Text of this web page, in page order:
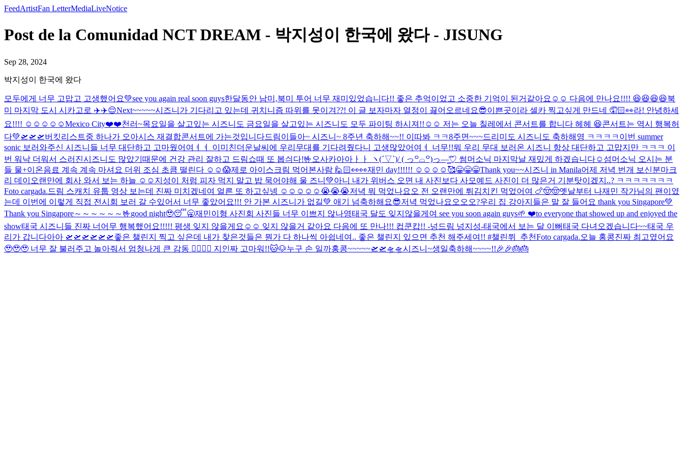
FeedArtistFan LetterMediaLiveNotice
Post de la Comunidad NCT DREAM - 박지성이 한국에 왔다 - JISUNG
Sep 28, 2024
박지성이 한국에 왔다
모두에게 너무 고맙고 고생했어요💚see you again real soon guys한달동안 남미,북미 투어 너무 재미있었습니다!! 좋은 추억이었고 소중한 기억이 된거같아요☺️☺️ 다음에 만나요!!!! 😆😆😆😆북
미 마지막 도시 시카고로 ✈️✈️😌Next~~~~~시즈니가 기다리고 있는데 귀치니즘 따위를 못이겨??! 이 글 보자마자 열정이 끓어오르네요😎이쁜곳이라 셀카 찍고싶게 만드네 🤦🏻👀라! 안녕하세
요!!!! ☺️☺️☺️☺️☺️Mexico City❤️❤️천러~목요일을 살고있는 시즈니도 금요일을 살고있는 시즈니도 모두 파이팅 하시져!!☺️☺️ 저는 오늘 칠레에서 콘서트를 합니다 헤헤 😆콘서트는 역시 행복허
다💚 🛫🛫🛫버킷리스트중 하나가 오아시스 재결합콘서트에 가는것입니다드림이들아~ 시즈니~ 8주년 축하해~~!! 이따봐 ㅋㅋ8주면~~~드리미도 시즈니도 축하해영 ㅋㅋㅋㅋ 이번 summer
sonic 보러와주신 시즈니들 너무 대단하고 고마웠어여ㅕㅕ 이미친더운날씨에 우리무대를 기다려줬다니 고생많았어여ㅕ 너무!!뭐 우리 무대 보러온 시즈니 항상 대단하고 고맙지만 ㅋㅋㅋ 이
번 워낙 더워서 스러진시즈니도 많았기때문에 건강 관리 잘하고 드림쇼때 또 봅싀다!🤟 오사카아아ㅏㅏ ヽ(´▽`)/ ( っ꒪⌓꒪)っ—̳͟͞͞♡ 썸머소닉 마지막날 재밌게 하겠습니다☺️ 섬머소닉 오시는 분
들 물+이온음료 계속 계속 마셔요 더위 조심 초큼 떨린다 ☺️☺️😱제로 아이스크림 먹어본사람 🙋🏻👀👀재민 day!!!!!! ☺️☺️☺️☺️ 🥰😁😁😁Thank you~~시즈니 in Manila어제 저녁 번개 보신분마크
리 데이 오랜만에 회사 와서 보는 하늘 ☺️☺️ 지성이 처럼 피자 먹지 말고 밥 묵어야해 울 즈니💚아니 내가 위버스 오면 내 사진보다 사모예드 사진이 더 많은거 기분탓이겠지..? ㅋㅋㅋㅋㅋㅋㅋ
Foto cargada.드림 스캐치 유툽 영상 보는데 진짜 미치겠네여 얼른 또 하고싶넹 ☺️☺️☺️☺️☺️😭😭😭저녁 뭐 먹었나요오 전 오랜만에 튀김치킨 먹었어여 🍗🤠🤠옛날부터 나재민 작가님의 팬이였
는데 이번에 이렇게 직접 전시회 보러 갈 수있어서 너무 좋았어요!!! 안 가본 시즈니가 없길💚 애기 넘축하해요😎저녁 먹었나요오오오?우리 집 강아지들은 말 잘 들어요 thank you Singapore💚
Thank you Singapore～～～～～～🤟good night🥹😴🥱재민이형 사진회 사진들 너무 이쁘지 않나영태국 달도 잊지않을게여 see you soon again guys🌱 ❤️to everyone that showed up and enjoyed the
show태국 시즈니들 진짜 너어무 행복했어요!!!!! 평생 잊지 않을게요☺️☺️ 잊지 않을거 같아요 다음에 또 만나!!! 컵쿤캅!! -넝드림 넝지성-태국에서 보는 달 이뻐태국 다녀오겠습니다~~태국 우
리가 갑니다아아 🛫🛫🛫🛫🛫🛫좋은 챌린지 찍고 싶은데 내가 찾은것들은 뭔가 다 하나씩 아쉽네여.. 좋은 챌린지 있으면 추천 해주세여!! #챌린쮜_추천Foto cargada.오늘 홍콩진짜 최고였어요
🥹🥹🥹 너무 잘 불러주고 놀아줘서 엄청나게 큰 감동 🙂‍↕️🙂‍↕️ 지인짜 고마워!!🐱🐶누구 손 일까홍콩~~~~~🛫🛫🛸🛸시즈니~생일축하해~~~~!!🎉🎉🎂🎂